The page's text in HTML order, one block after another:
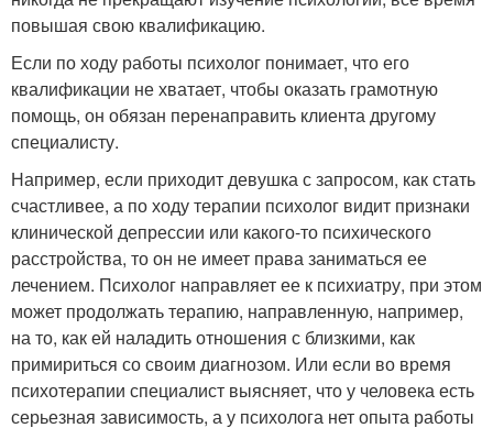
повышая свою квалификацию.
Если по ходу работы психолог понимает, что его
квалификации не хватает, чтобы оказать грамотную
помощь, он обязан перенаправить клиента другому
специалисту.
Например, если приходит девушка с запросом, как стать
счастливее, а по ходу терапии психолог видит признаки
клинической депрессии или какого-то психического
расстройства, то он не имеет права заниматься ее
лечением. Психолог направляет ее к психиатру, при этом
может продолжать терапию, направленную, например,
на то, как ей наладить отношения с близкими, как
примириться со своим диагнозом. Или если во время
психотерапии специалист выясняет, что у человека есть
серьезная зависимость, а у психолога нет опыта работы